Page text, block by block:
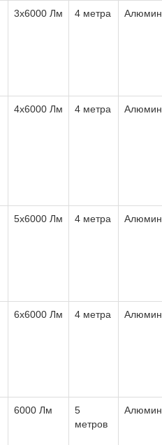
3x6000 Лм 4 метра
4x6000 Лм 4 метра
5x6000 Лм 4 метра
6x6000 Лм 4 метра
6000 Лм
5
метров